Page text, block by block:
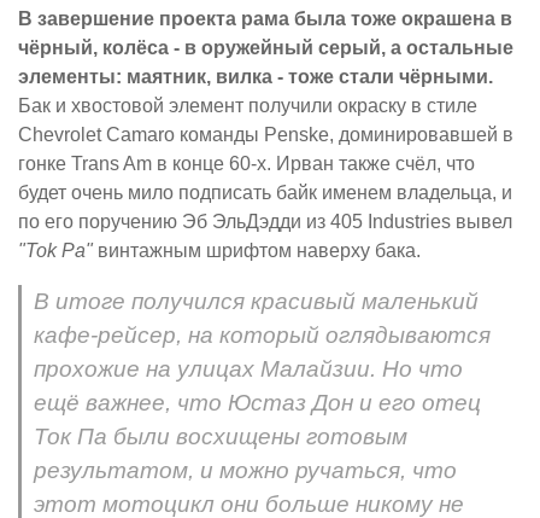
В завершение проекта рама была тоже окрашена в
чёрный, колёса - в оружейный серый, а остальные
элементы: маятник, вилка - тоже стали чёрными.
Бак и хвостовой элемент получили окраску в стиле
Chevrolet Camaro команды Penske, доминировавшей в
гонке Trans Am в конце 60-х. Ирван также счёл, что
будет очень мило подписать байк именем владельца, и
по его поручению Эб ЭльДэдди из 405 Industries вывел
"Tok Pa" винтажным шрифтом наверху бака.
В итоге получился красивый маленький
кафе-рейсер, на который оглядываются
прохожие на улицах Малайзии. Но что
ещё важнее, что Юстаз Дон и его отец
Ток Па были восхищены готовым
результатом, и можно ручаться, что
этот мотоцикл они больше никому не